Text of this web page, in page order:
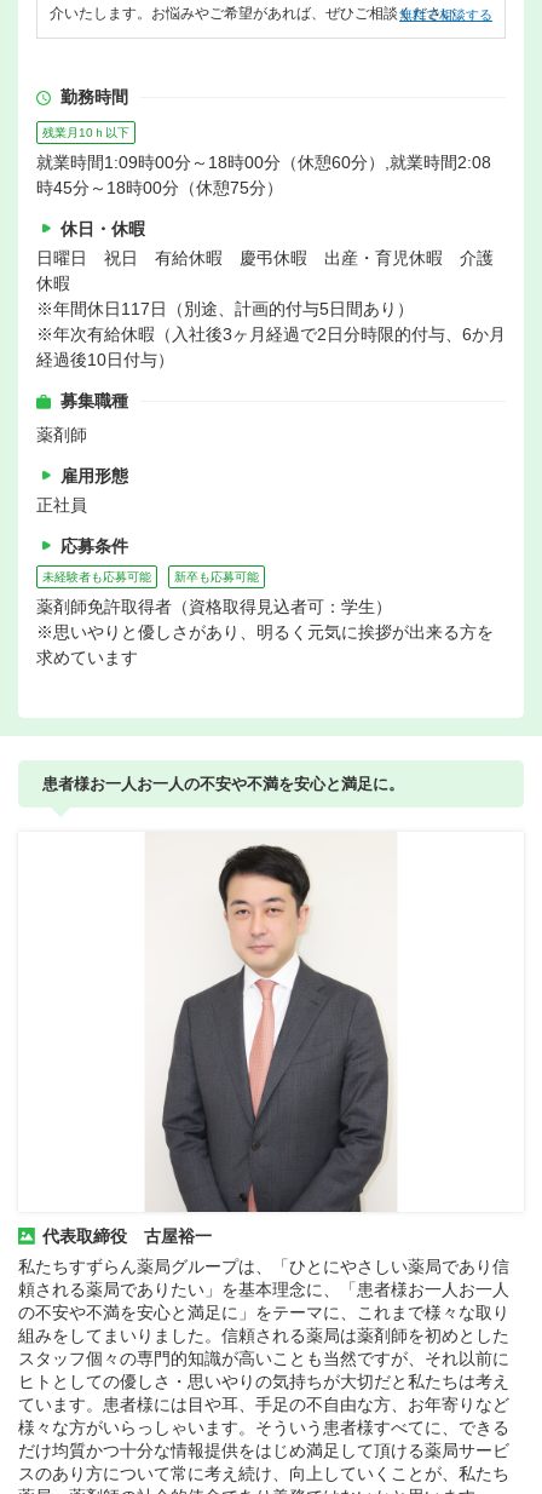
介いたします。お悩みやご希望があれば、ぜひご相談ください。
無料で相談する
勤務時間
残業月10ｈ以下
就業時間1:09時00分～18時00分（休憩60分）,就業時間2:08
時45分～18時00分（休憩75分）
休日・休暇
日曜日 祝日 有給休暇 慶弔休暇 出産・育児休暇 介護
休暇
※年間休日117日（別途、計画的付与5日間あり）
※年次有給休暇（入社後3ヶ月経過で2日分時限的付与、6か月
経過後10日付与）
募集職種
薬剤師
雇用形態
正社員
応募条件
未経験者も応募可能 新卒も応募可能
薬剤師免許取得者（資格取得見込者可：学生）
※思いやりと優しさがあり、明るく元気に挨拶が出来る方を
求めています
患者様お一人お一人の不安や不満を安心と満足に。
代表取締役 古屋裕一
私たちすずらん薬局グループは、「ひとにやさしい薬局であり信
頼される薬局でありたい」を基本理念に、「患者様お一人お一人
の不安や不満を安心と満足に」をテーマに、これまで様々な取り
組みをしてまいりました。信頼される薬局は薬剤師を初めとした
スタッフ個々の専門的知識が高いことも当然ですが、それ以前に
ヒトとしての優しさ・思いやりの気持ちが大切だと私たちは考え
ています。患者様には目や耳、手足の不自由な方、お年寄りなど
様々な方がいらっしゃいます。そういう患者様すべてに、できる
だけ均質かつ十分な情報提供をはじめ満足して頂ける薬局サービ
スのあり方について常に考え続け、向上していくことが、私たち